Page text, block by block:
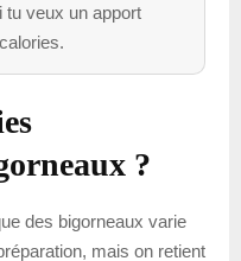
tu veux un apport
?
des bigorneaux varie
mais on retient